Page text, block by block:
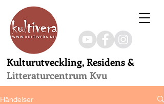
Kulturutveckling, Residens &
Litteraturcentrum Kvu
Händelser